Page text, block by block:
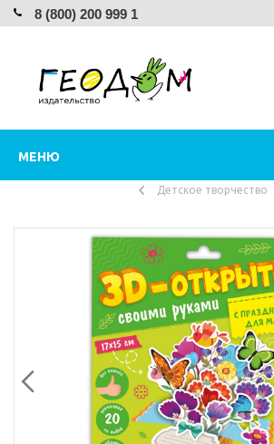
8 (800) 200 999 1
МЕНЮ
Детское творчество